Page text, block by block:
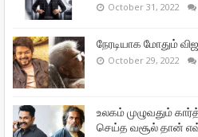
October 31, 2022
நேரடியாக மோதும்
October 29, 2022
உலகம் முழுவதும்
செய்த வசூல் தான்